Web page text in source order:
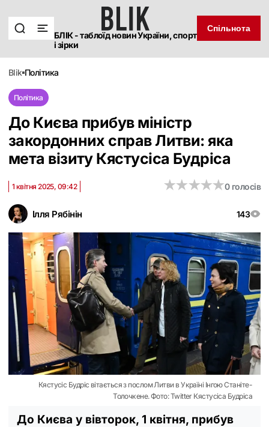
БЛІК - таблоїд новин України, спорт
і зірки
Спільнота
blik політика
Політика
До Києва прибув міністр
закордонних справ Литви: яка
мета візиту Кястусіса Будріса
Ілля Рябінін 143
1 квітня 2025, 09:42 ★★★★★
★★★★★0 голосів
Кястусіс Будріс вітається з послом Литви в Україні Інгою Станіте-
Толочкене. Фото: Twitter Кястусіса Будріса
До Києва у вівторок, 1 квітня, прибув